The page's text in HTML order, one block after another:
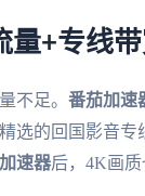
量+专线
不足。 番茄加速
选的回国影音
速器后，4K画质